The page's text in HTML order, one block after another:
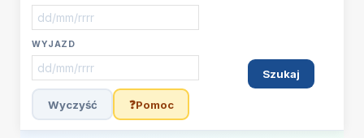
WYJAZD
Szukaj
Wyczyść ❓Pomoc